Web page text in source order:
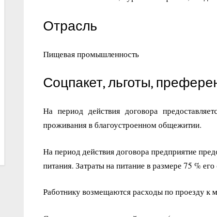
Отрасль
Пищевая промышленность
Соцпакет, льготы,
На период действия договора
проживания в благоустроенном общежитии.
На период действия договора предприятие
питания. Затраты на питание в размере 75 %
Работнику возмещаются расходы по проезду к